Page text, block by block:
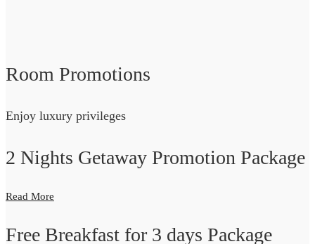
Room Promotions
Enjoy luxury privileges
2 Nights Getaway Promotion Package
Read More
Free Breakfast for 3 days Package